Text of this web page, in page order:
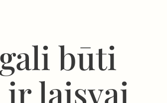
būti
laisvai